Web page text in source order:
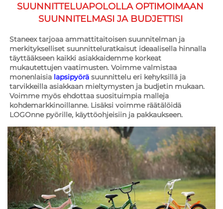
SUUNNITTELUAPOLOLLA OPTIMOIMAAN
SUUNNITELMASI JA BUDJETTISI
Staneex tarjoaa ammattitaitoisen suunnitelman ja
merkitykselliset suunnitteluratkaisut ideaalisella hinnalla
täyttääkseen kaikki asiakkaidemme korkeat
mukautettujen vaatimusten. Voimme valmistaa
monenlaisia lapsipyörä suunnittelu eri kehyksillä ja
tarvikkeilla asiakkaan mieltymysten ja budjetin mukaan.
Voimme myös ehdottaa suosituimpia malleja
kohdemarkkinoillanne. Lisäksi voimme räätälöidä
LOGOnne pyörille, käyttöohjeisiin ja pakkaukseen.